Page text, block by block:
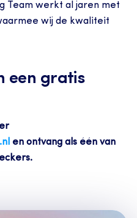
Team werkt al jaren met
wij de kwaliteit
een gratis
en ontvang als één van